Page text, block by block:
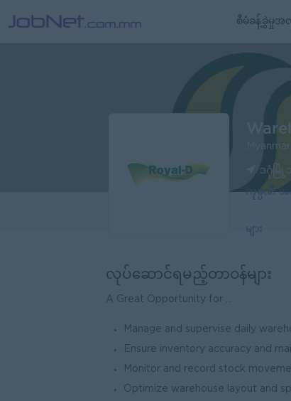
စီမံခန့်ခွဲမှုအလု
ဒဂုံမြို့
ကုမ္ပဏီ
များ
လုပ်ဆောင်ရမည့်တာဝန်များ
A Great Opportunity for ...
Manage and supervise daily
Ensure inventory accuracy and
Monitor and record stock
Optimize warehouse layout and